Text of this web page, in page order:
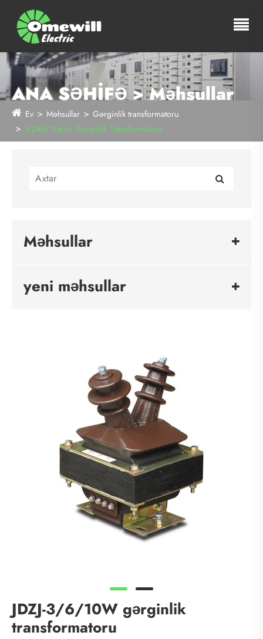
ANA SƏHİFƏ > Məhsullar
Ev Məhsullar
Gərginlik transformatoru
3-24kV Xarici Gərginlik Transformatoru
Məhsullar
yeni məhsullar
JDZJ-3/6/10W gərginlik
transformatoru